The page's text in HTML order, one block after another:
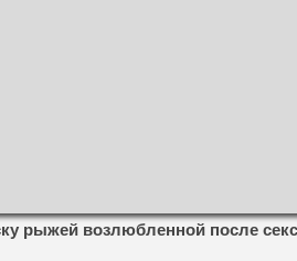
рыжей возлюбленной после